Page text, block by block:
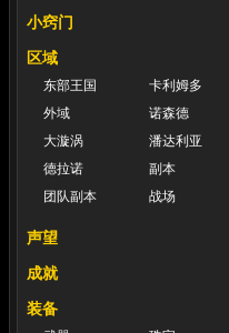
小窍门
区域
东部王国
卡利姆多
外域
诺森德
大漩涡
潘达利亚
德拉诺
副本
团队副本
战场
声望
成就
装备